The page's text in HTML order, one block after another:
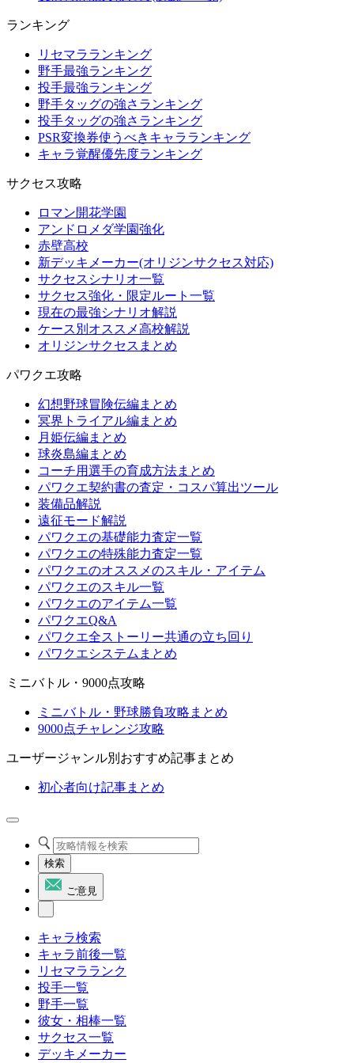
ランキング
リセマラランキング
野手最強ランキング
投手最強ランキング
野手タッグの強さランキング
投手タッグの強さランキング
PSR変換券使うべきキャラランキング
キャラ覚醒優先度ランキング
サクセス攻略
ロマン開花学園
アンドロメダ学園強化
赤壁高校
新デッキメーカー(オリジンサクセス対応)
サクセスシナリオ一覧
サクセス強化・限定ルート一覧
現在の最強シナリオ解説
ケース別オススメ高校解説
オリジンサクセスまとめ
パワクエ攻略
幻想野球冒険伝編まとめ
冥界トライアル編まとめ
月姫伝編まとめ
球炎島編まとめ
コーチ用選手の育成方法まとめ
パワクエ契約書の査定・コスパ算出ツール
装備品解説
遠征モード解説
パワクエの基礎能力査定一覧
パワクエの特殊能力査定一覧
パワクエのオススメのスキル・アイテム
パワクエのスキル一覧
パワクエのアイテム一覧
パワクエQ&A
パワクエ全ストーリー共通の立ち回り
パワクエシステムまとめ
ミニバトル・9000点攻略
ミニバトル・野球勝負攻略まとめ
9000点チャレンジ攻略
ユーザージャンル別おすすめ記事まとめ
初心者向け記事まとめ
検索
ご意見
キャラ検索
キャラ前後一覧
リセマラランク
投手一覧
野手一覧
彼女・相棒一覧
サクセス一覧
デッキメーカー